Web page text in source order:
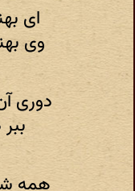
ای
وی
دوری
همه